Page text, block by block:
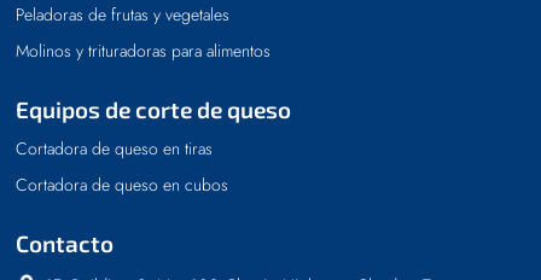
Peladoras de frutas y vegetales
Molinos y trituradoras para alimentos
Equipos de corte de queso
Cortadora de queso en tiras
Cortadora de queso en cubos
Contacto